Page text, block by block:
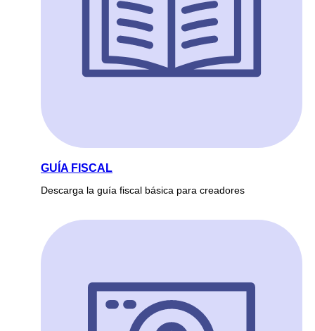
GUÍA FISCAL
Descarga la guía fiscal básica para creadores